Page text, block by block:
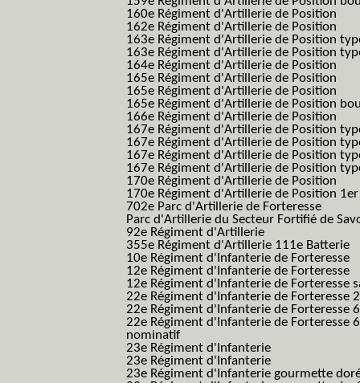
160e Régiment d'Artillerie de Position
162e Régiment d'Artillerie de Position
163e Régiment d'Artillerie de Position
163e Régiment d'Artillerie de Position
164e Régiment d'Artillerie de Position
165e Régiment d'Artillerie de Position
165e Régiment d'Artillerie de Position
165e Régiment d'Artillerie de Position
166e Régiment d'Artillerie de Position
167e Régiment d'Artillerie de Position
167e Régiment d'Artillerie de Position
167e Régiment d'Artillerie de Position
167e Régiment d'Artillerie de Position
170e Régiment d'Artillerie de Position
170e Régiment d'Artillerie de Position
702e Parc d'Artillerie de Forteresse
Parc d'Artillerie du Secteur Fortifié de
92e Régiment d'Artillerie
355e Régiment d'Artillerie 111e Batterie
10e Régiment d'Infanterie de Forteresse
12e Régiment d'Infanterie de Forteresse
12e Régiment d'Infanterie de Forteresse
22e Régiment d'Infanterie de Forteresse
22e Régiment d'Infanterie de Forteresse
22e Régiment d'Infanterie de Forteresse
nominatif
23e Régiment d'Infanterie
23e Régiment d'Infanterie
23e Régiment d'Infanterie gourmette